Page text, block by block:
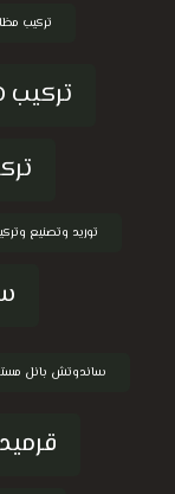
تركيب
تركيب
توريد وتصنيع
ساندوتش بانل